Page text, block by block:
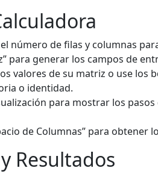
número de filas y columnas
para generar los campos de
valores de su matriz o use los
o identidad.
para mostrar los pasos
de Columnas” para obtener
Resultados